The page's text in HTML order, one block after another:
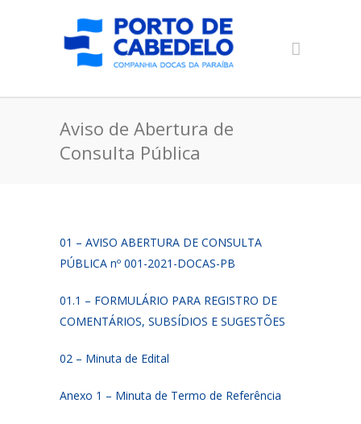
Aviso de Abertura de
Consulta Pública
01 – AVISO ABERTURA DE CONSULTA
PÚBLICA nº 001-2021-DOCAS-PB
01.1 – FORMULÁRIO PARA REGISTRO DE
COMENTÁRIOS, SUBSÍDIOS E SUGESTÕES
02 – Minuta de Edital
Anexo 1 – Minuta de Termo de Referência